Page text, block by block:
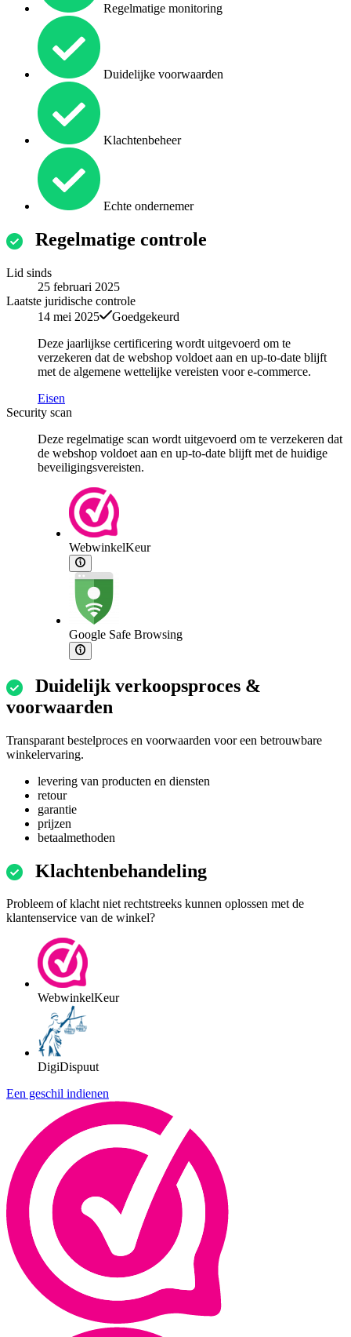
Regelmatige monitoring
Duidelijke voorwaarden
Klachtenbeheer
Echte ondernemer
Regelmatige controle
Lid sinds
25 februari 2025
Laatste juridische controle
14 mei 2025
Goedgekeurd
Deze jaarlijkse certificering wordt uitgevoerd om te
verzekeren dat de webshop voldoet aan en up-to-date blijft
met de algemene wettelijke vereisten voor e-commerce.
Eisen
Security scan
Deze regelmatige scan wordt uitgevoerd om te verzekeren dat
de webshop voldoet aan en up-to-date blijft met de huidige
beveiligingsvereisten.
WebwinkelKeur
Google Safe Browsing
Duidelijk verkoopsproces &
voorwaarden
Transparant bestelproces en voorwaarden voor een betrouwbare
winkelervaring.
levering van producten en diensten
retour
garantie
prijzen
betaalmethoden
Klachtenbehandeling
Probleem of klacht niet rechtstreeks kunnen oplossen met de
klantenservice van de winkel?
WebwinkelKeur
DigiDispuut
Een geschil indienen